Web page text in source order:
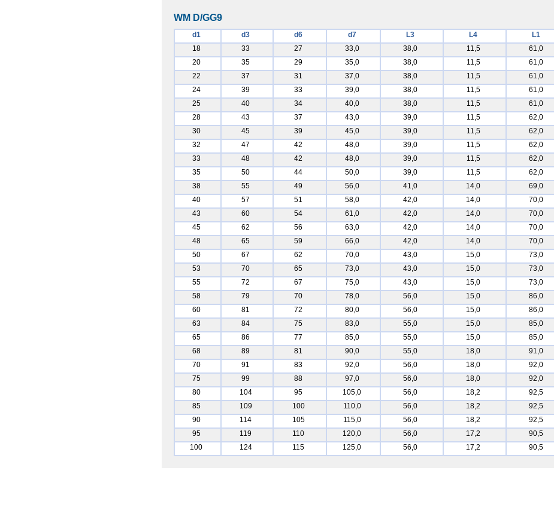
WM D/GG9
d1 d3 d6 d7 L3 L4
L1
18
33 27 33,0 38,0 11,5
61,0
20
35 29 35,0 38,0 11,5
61,0
22
37 31 37,0 38,0 11,5
61,0
24
39 33 39,0 38,0 11,5
61,0
25
40 34 40,0 38,0 11,5
61,0
28
43 37 43,0 39,0 11,5
62,0
30
45 39 45,0 39,0 11,5
62,0
32
47 42 48,0 39,0 11,5
62,0
33
48 42 48,0 39,0 11,5
62,0
35
50 44 50,0 39,0 11,5
62,0
38
55 49 56,0 41,0 14,0
69,0
40
57 51 58,0 42,0 14,0
70,0
43
60 54 61,0 42,0 14,0
70,0
45
62 56 63,0 42,0 14,0
70,0
48
65 59 66,0 42,0 14,0
70,0
50
67 62 70,0 43,0 15,0
73,0
53
70 65 73,0 43,0 15,0
73,0
55
72 67 75,0 43,0 15,0
73,0
58
79 70 78,0 56,0 15,0
86,0
60
81 72 80,0 56,0 15,0
86,0
63
84 75 83,0 55,0 15,0
85,0
65
86 77 85,0 55,0 15,0
85,0
68
89 81 90,0 55,0 18,0
91,0
70
91 83 92,0 56,0 18,0
92,0
75
99 88 97,0 56,0 18,0
92,0
80
104 95 105,0 56,0 18,2
92,5
85
109 100 110,0 56,0 18,2
92,5
90
114 105 115,0 56,0 18,2
92,5
95
119 110 120,0 56,0 17,2
90,5
100
124 115 125,0 56,0 17,2 90,5